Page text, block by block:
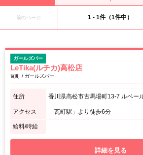
前のページ 1 - 1件（1件中）
ガールズバー
LeTika(ルチカ)高松店
瓦町 / ガールズバー
住所 香川県高松市古馬場町13-7 ルベー
アクセス 「瓦町駅」より徒歩6分
給料/時給
詳細を見る